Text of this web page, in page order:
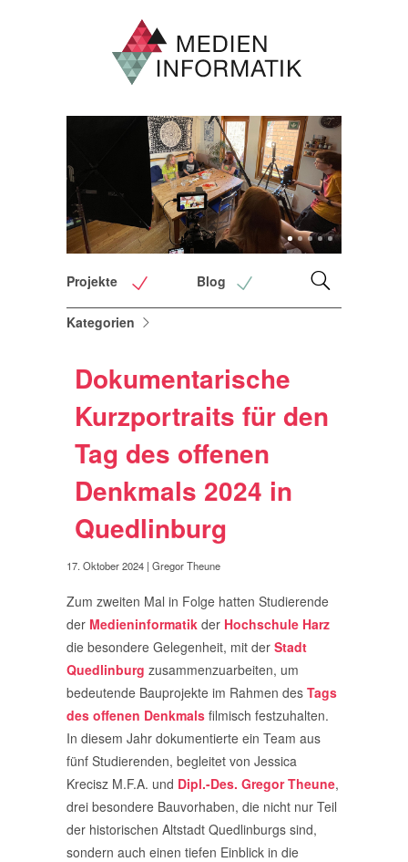
123
Projekte
Blog
Kategorien
Dokumentarische
Kurzportraits für den
Tag des offenen
Denkmals 2024 in
Quedlinburg
17. Oktober 2024 | Gregor Theune
Zum zweiten Mal in Folge hatten Studierende
der Medieninformatik der Hochschule Harz
die besondere Gelegenheit, mit der Stadt
Quedlinburg zusammenzuarbeiten, um
bedeutende Bauprojekte im Rahmen des Tags
des offenen Denkmals filmisch festzuhalten.
In diesem Jahr dokumentierte ein Team aus
fünf Studierenden, begleitet von Jessica
Krecisz M.F.A. und Dipl.-Des. Gregor Theune,
drei besondere Bauvorhaben, die nicht nur Teil
der historischen Altstadt Quedlinburgs sind,
sondern auch einen tiefen Einblick in die